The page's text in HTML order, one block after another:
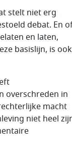
stelt niet erg
debat. En
en laten,
basislijn, is ook
overschreden in
macht
niet heel